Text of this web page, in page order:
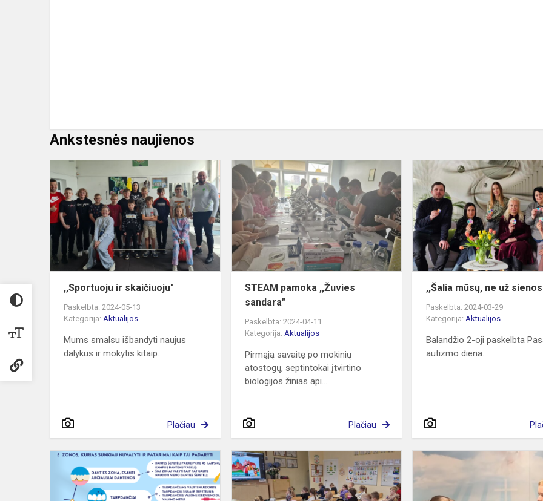
Ankstesnės naujienos
,,Sportuoju
ir
skaičiuoju"
,,Sportuoju ir skaičiuoju"
Paskelbta: 2024-05-13
Kategorija: Aktualijos
Mums smalsu išbandyti naujus
dalykus ir mokytis kitaip.
Plačiau
STEAM
pamoka
,,Žuvies
sandara"
STEAM pamoka ,,Žuvies
sandara"
Paskelbta: 2024-04-11
Kategorija:Aktualijos
Pirmąją savaitę po mokinių
atostogų, septintokai įtvirtino
biologijos žinias api...
Plačiau
,,Šalia mūsų, ne už
Paskelbta: 2024-03-29
Kategorija:Aktualijos
Balandžio 2-oji paskelbta
autizmo diena.
Paskaita
"Dantukų
priežiūra"
,,Kelionė
po
Lietuvą"